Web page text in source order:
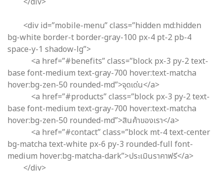
<div id=”mobile-menu” class=”hidden md:hidden
bg-white border-t border-gray-100 px-4 pt-2 pb-4
space-y-1 shadow-lg”>
<a href=”#benefits” class=”block px-3 py-2 text-
base font-medium text-gray-700 hover:text-matcha
hover:bg-zen-50 rounded-md”>จุดเด่น</a>
<a href=”#products” class=”block px-3 py-2 text-
base font-medium text-gray-700 hover:text-matcha
hover:bg-zen-50 rounded-md”>สินค้าของเรา</a>
<a href=”#contact” class=”block mt-4 text-center
bg-matcha text-white px-6 py-3 rounded-full font-
medium hover:bg-matcha-dark”>ประเมินราคาฟรี</a>
</div>